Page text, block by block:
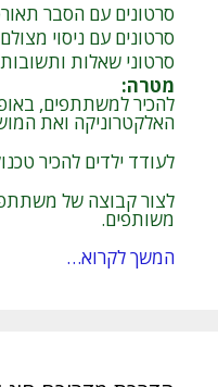
סרטונים עם הסבר
סרטונים עם ניסוי
סרטוני שאלות
מטרה:
להכיר למשתתפים,
האלקטרוניקה ואת
לעודד ילדים להכיר
לצור קבוצה של
משותפים.
המשך לקרוא…